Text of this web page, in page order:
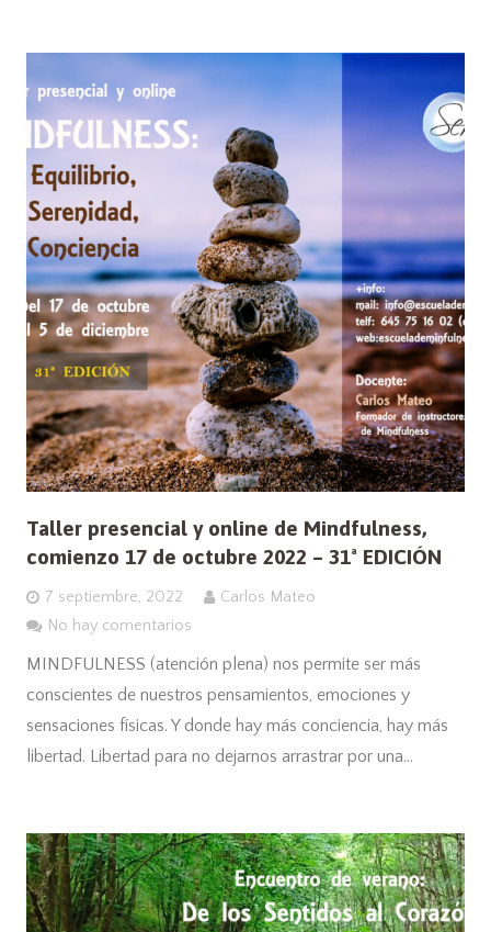
Taller presencial y online de Mindfulness,
comienzo 17 de octubre 2022 – 31ª EDICIÓN
7 septiembre, 2022
Carlos Mateo
No hay comentarios
MINDFULNESS (atención plena) nos permite ser más
conscientes de nuestros pensamientos, emociones y
sensaciones físicas. Y donde hay más conciencia, hay más
libertad. Libertad para no dejarnos arrastrar por una…